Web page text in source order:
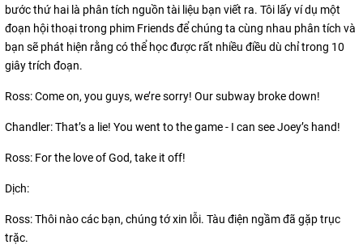
bước thứ hai là phân tích nguồn tài liệu bạn viết ra. Tôi lấy ví dụ một
đoạn hội thoại trong phim Friends để chúng ta cùng nhau phân tích và
bạn sẽ phát hiện rằng có thể học được rất nhiều điều dù chỉ trong 10
giây trích đoạn.
Ross: Come on, you guys, we’re sorry! Our subway broke down!
Chandler: That’s a lie! You went to the game - I can see Joey’s hand!
Ross: For the love of God, take it off!
Dịch:
Ross: Thôi nào các bạn, chúng tớ xin lỗi. Tàu điện ngầm đã gặp trục
trặc.